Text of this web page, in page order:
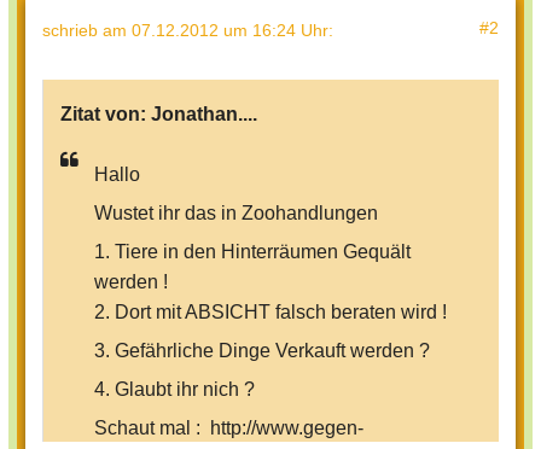
schrieb am 07.12.2012 um 16:24 Uhr: #2
Zitat von: Jonathan....
Hallo
Wustet ihr das in Zoohandlungen
1. Tiere in den Hinterräumen Gequält
werden !
2. Dort mit ABSICHT falsch beraten wird !
3. Gefährliche Dinge Verkauft werden ?
4. Glaubt ihr nich ?
Schaut mal : http://www.gegen-